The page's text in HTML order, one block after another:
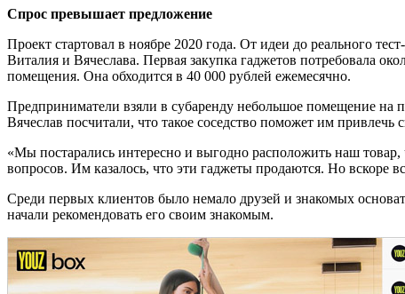
Спрос превышает предложение
Проект стартовал в ноябре 2020 года. От идеи до реального
Виталия и Вячеслава. Первая закупка гаджетов потребовала
помещения. Она обходится в 40 000 рублей ежемесячно.
Предприниматели взяли в субаренду небольшое помещение на
Вячеслав посчитали, что такое соседство поможет им
«Мы постарались интересно и выгодно расположить наш
вопросов. Им казалось, что эти гаджеты продаются. Но вскоре
Среди первых клиентов было немало друзей и знакомых
начали рекомендовать его своим знакомым.